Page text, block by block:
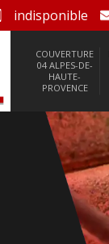
indisponible
COUVERTURE
04 ALPES-DE-
HAUTE-
PROVENCE